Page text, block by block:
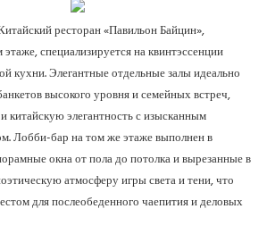
ресторан «Павильон Байцин»,
специализируется на квинтэссенции
кухни. Элегантные отдельные залы идеально
высокого уровня и семейных встреч,
китайскую элегантность с изысканным
Лобби-бар на том же этаже выполнен в
окна от пола до потолка и вырезанные в
атмосферу игры света и тени, что
для послеобеденного чаепития и деловых